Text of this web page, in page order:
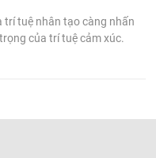
trí tuệ nhân tạo càng nhấn
của trí tuệ cảm xúc.